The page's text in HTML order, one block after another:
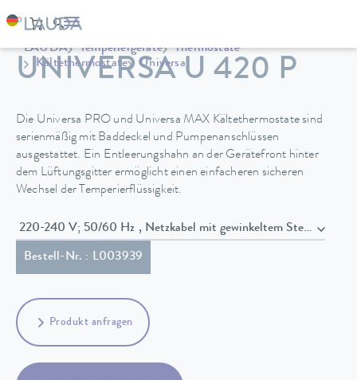
LAUDA Temperiergeräte
Thermostate
Kältethermostate
Universa
UNIVERSA U 420 P
Die Universa PRO und Universa MAX Kältethermostate sind
serienmäßig mit Baddeckel und Pumpenanschlüssen
ausgestattet. Ein Entleerungshahn an der Gerätefront hinter
dem Lüftungsgitter ermöglicht einen einfacheren sicheren
Wechsel der Temperierflüssigkeit.
220-240 V; 50/60 Hz , Netzkabel mit gewinkeltem Stecker
Bestell-Nr. : L003939
Produkt anfragen